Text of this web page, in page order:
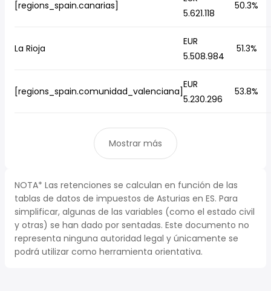
[regions_spain.canarias]
5.621.118
50.3%
La Rioja
EUR
5.508.984
51.3%
[regions_spain.comunidad_valenciana]
EUR
5.230.296
53.8%
Mostrar más
NOTA* Las retenciones se calculan en función de las
tablas de datos de impuestos de Asturias en ES. Para
simplificar, algunas de las variables (como el estado civil
y otras) se han dado por sentadas. Este documento no
representa ninguna autoridad legal y únicamente se
podrá utilizar como herramienta orientativa.